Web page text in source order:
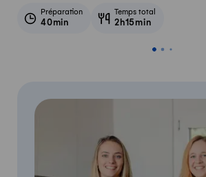
Préparation
40min
Temps total
2h15min